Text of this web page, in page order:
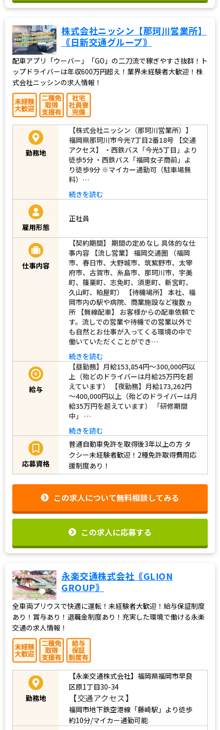
株式会社ニッシン【那珂川営業所】
｟日新交通グループ｠
配車アプリ「ウーバー」「GO」の二刀流で稼ぎやすさ抜群！ト
ップドライバーは年収600万円超え！業界未経験者大歓迎！株
式会社ニッシンの求人情報！
勤務地
【株式会社ニッシン（那珂川営業所）】
福岡県那珂川市今光7丁目2番18号 【交通
アクセス】 ・西鉄バス「今光5丁目」より
徒歩5分 ・西鉄バス「福岡女子商前」よ
り徒歩9分 ※マイカー通勤可（駐車場無
料）…
続きを読む
雇用形態
正社員
仕事内容
【契約期間】 期間の定めなし 具体的な仕
事内容 【流し営業】 福岡交通圏 （福岡
市、春日市、大野城市、筑紫野市、太宰
府市、古賀市、糸島市、那珂川市、宇美
町、篠栗町、志免町、須恵町、新宮町、
久山町、粕屋町） 【待機場所】 本社、福
岡市内の駅や病院、商業施設など複数ヵ
所 【無線配車】 お客様からの配車依頼で
す。流しでの営業や待機での営業以外で
も自然とお仕事が入ってくる環境の中で
働いていただくことができ…
続きを読む
給与
【昼勤務】月給153,854円～300,000円以
上（殆どのドライバーは月給25万円を超
えています） 【夜勤務】月給173,262円
～400,000円以上（殆どのドライバーは月
給35万円を超えています） 「研修期間
中」 …
続きを読む
応募資格
普通自動車免許を取得後3年以上の方 タ
クシー未経験者歓迎！2種免許取得費用応
援制度あり！
この求人について無料相談してみる
この求人に応募する
永楽交通株式会社｟GLION
GROUP｠
全車両プリウスで快適に運転！未経験者大歓迎！給与保証制度
あり！賞与あり！退職金制度あり！充実した環境で働ける永楽
交通の求人情報！
勤務地
【永楽交通株式会社】福岡県福岡市早良
区原1丁目30-34
【交通アクセス】
福岡市地下鉄空港線「藤崎駅」より徒歩
約10分/マイカー通勤可能